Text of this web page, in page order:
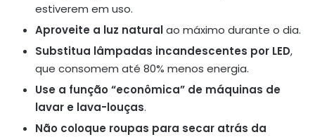
estiverem em uso.
Aproveite a luz naturalao máximo durante o dia.
Substitua lâmpadas incandescentes por LED,
que consomem até 80% menos energia.
Use a função “econômica” de máquinas de
lavar e lava-louças.
Não coloque roupas para secar atrás da